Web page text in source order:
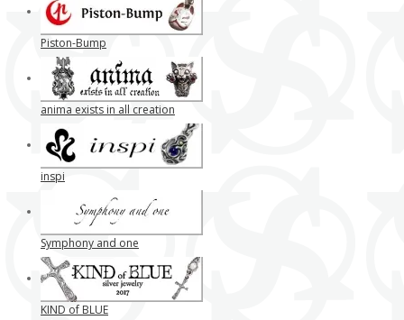
Piston-Bump
anima exists in all creation
inspi
Symphony and one
KIND of BLUE